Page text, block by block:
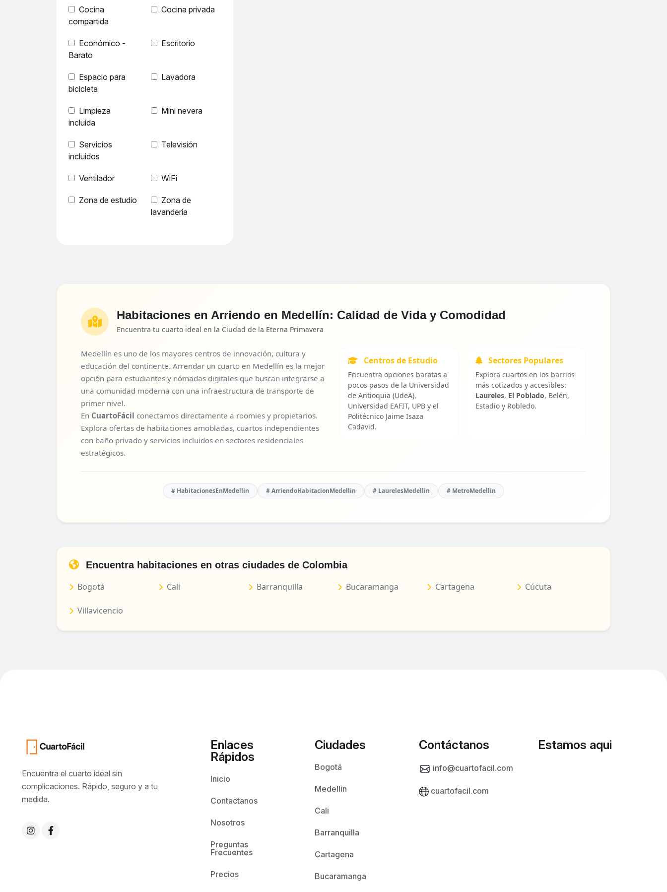
Cocina
compartida
Cocina privada
Económico -
Barato
Escritorio
Espacio para
bicicleta
Lavadora
Limpieza
incluida
Mini nevera
Servicios
incluidos
Televisión
Ventilador WiFi
Zona de estudio
Zona de
lavandería
Habitaciones en Arriendo en Medellín: Calidad de Vida y Comodidad
Encuentra tu cuarto ideal en la Ciudad de la Eterna Primavera
Medellín es uno de los mayores centros de innovación, cultura y
educación del continente. Arrendar un cuarto en Medellín es la mejor
opción para estudiantes y nómadas digitales que buscan integrarse a
una comunidad moderna con una infraestructura de transporte de
primer nivel.
En CuartoFácil conectamos directamente a roomies y propietarios.
Explora ofertas de habitaciones amobladas, cuartos independientes
con baño privado y servicios incluidos en sectores residenciales
estratégicos.
Centros de Estudio
Encuentra opciones baratas a
pocos pasos de la Universidad
de Antioquia (UdeA),
Universidad EAFIT, UPB y el
Politécnico Jaime Isaza
Cadavid.
Sectores Populares
Explora cuartos en los barrios
más cotizados y accesibles:
Laureles, El Poblado, Belén,
Estadio y Robledo.
# HabitacionesEnMedellin # ArriendoHabitacionMedellin # LaurelesMedellin # MetroMedellin
Encuentra habitaciones en otras ciudades de Colombia
Bogotá
Cali Barranquilla Bucaramanga Cartagena Cúcuta
Villavicencio
Encuentra el cuarto ideal sin
complicaciones. Rápido, seguro y a tu
medida.
Enlaces
Rápidos
Inicio
Contactanos
Nosotros
Preguntas
Frecuentes
Precios
Ciudades
Bogotá
Medellin
Cali
Barranquilla
Cartagena
Bucaramanga
Contáctanos
info@cuartofacil.com
cuartofacil.com
Estamos aqui